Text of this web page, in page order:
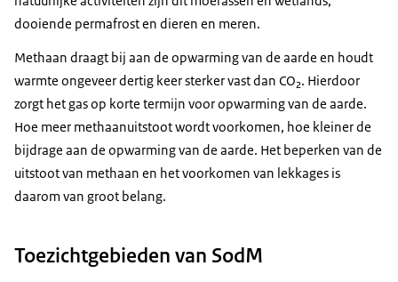
dooiende permafrost en dieren en meren.
Methaan draagt bij aan de opwarming van de aarde en houdt
warmte ongeveer dertig keer sterker vast dan CO₂. Hierdoor
zorgt het gas op korte termijn voor opwarming van de aarde.
Hoe meer methaanuitstoot wordt voorkomen, hoe kleiner de
bijdrage aan de opwarming van de aarde. Het beperken van de
uitstoot van methaan en het voorkomen van lekkages is
daarom van groot belang.
Toezichtgebieden van SodM